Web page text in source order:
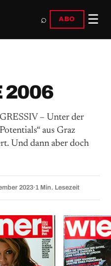
⌕ ABO ☰
2006
– Unter der
aus Graz
Und dann aber doch
2023·1 Min. Lesezeit